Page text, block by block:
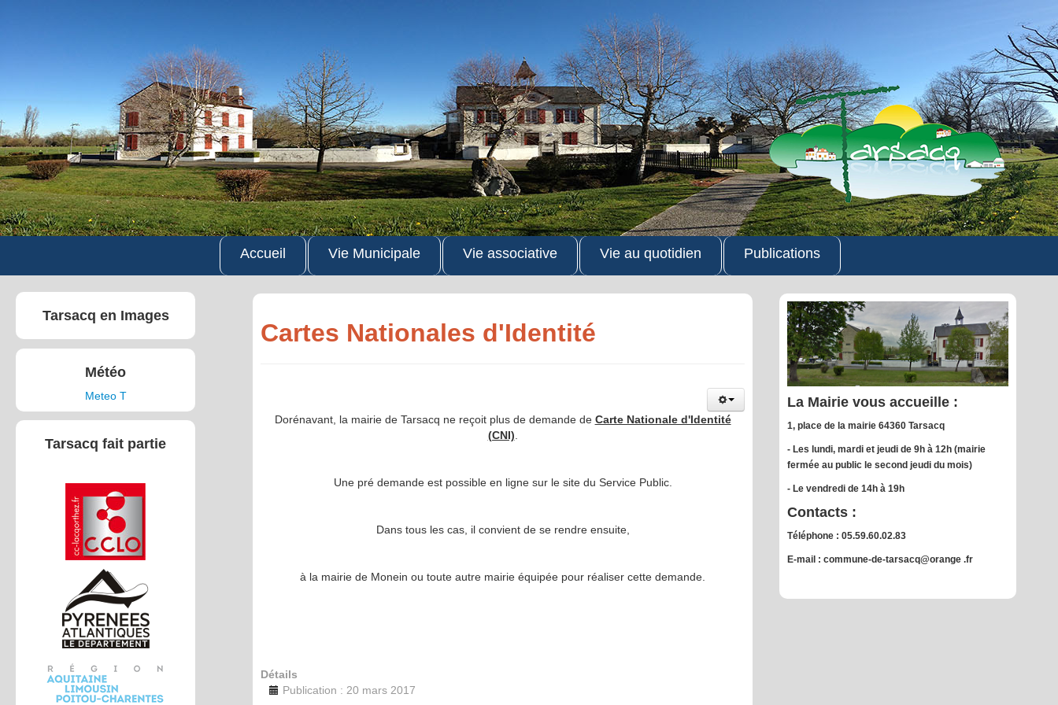
Accueil Vie Municipale Vie associative Vie au quotidien Publications
Tarsacq en Images
Météo
Meteo T
Tarsacq fait partie
Cartes Nationales d'Identité
Dorénavant, la mairie de Tarsacq ne reçoit plus de demande de Carte Nationale d'Identité
(CNI)
Une pré demande est possible en ligne sur le site du Service Public.
Dans tous les cas, il convient de se rendre ensuite,
à la mairie de Monein ou toute autre mairie équipée pour réaliser cette demande.
Détails
Publication : 20 mars 2017
La Mairie vous accueille :
1, place de la mairie 64360 Tarsacq
- Les lundi, mardi et jeudi de 9h à 12h (mairie
fermée au public le second jeudi du mois)
- Le vendredi de 14h à 19h
Contacts :
Téléphone : 05.59.60.02.83
E-mail : commune-de-tarsacq@orange .fr